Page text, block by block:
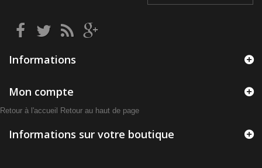
Informations
Mon compte
Retour à l'accueil Retour au haut de page
Informations sur votre boutique